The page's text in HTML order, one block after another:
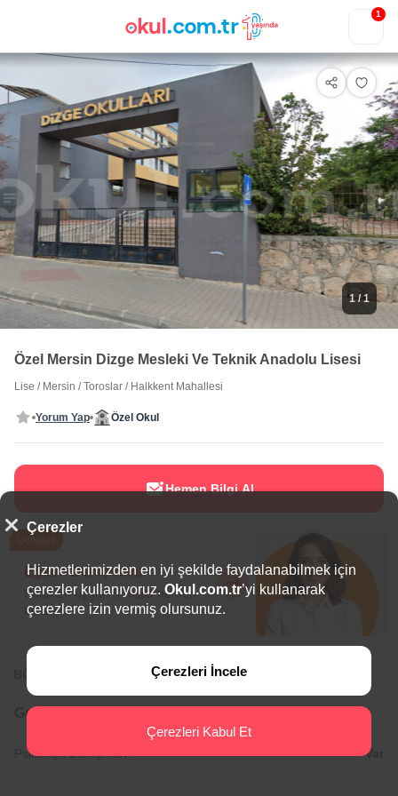
1
1/ 1
Özel Mersin Dizge Mesleki Ve Teknik Anadolu Lisesi
Lise / Mersin /Toroslar / Halkkent Mahallesi
Yorum Yap Özel Okul
Hemen Bilgi Al
Eğitim Danışmanı
Sana en uygun5 okuluhemen
bulalım.
BÖLGEDE ÖNE ÇIKAN OKULLAR
Genel Bilgiler
Psikolojik Danışman: Var
Çerezler
Hizmetlerimizden en iyi şekilde faydalanabilmek için
çerezler kullanıyoruz. Okul.com.tr’yi kullanarak
çerezlere izin vermiş olursunuz.
Çerezleri İncele
Çerezleri Kabul Et